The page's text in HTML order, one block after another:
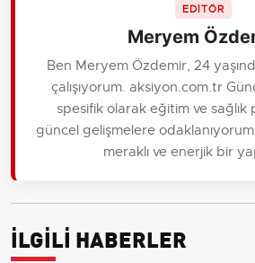
EDİTÖR
Meryem
Ben Meryem Özdemir, 24
çalışıyorum. aksiyon.com.tr
spesifik olarak eğitim ve sağlık
güncel gelişmelere
meraklı ve enerjik bir
İLGİLİ HABERLER